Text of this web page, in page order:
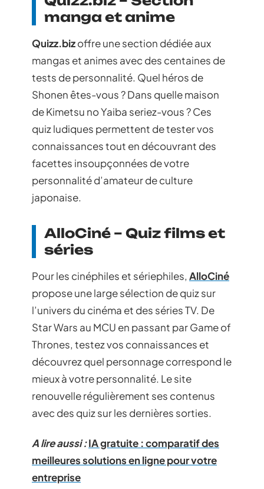
manga et anime
Quizz.bizoffre une section dédiée aux
mangas et animes avec des centaines de
tests de personnalité. Quel héros de
Shonen êtes-vous ? Dans quelle maison
de Kimetsu no Yaiba seriez-vous ? Ces
quiz ludiques permettent de tester vos
connaissances tout en découvrant des
facettes insoupçonnées de votre
personnalité d’amateur de culture
japonaise.
AlloCiné – Quiz films et
séries
Pour les cinéphiles et sériephiles, AlloCiné
propose une large sélection de quiz sur
l’univers du cinéma et des séries TV. De
Star Wars au MCU en passant par Game of
Thrones, testez vos connaissances et
découvrez quel personnage correspond le
mieux à votre personnalité. Le site
renouvelle régulièrement ses contenus
avec des quiz sur les dernières sorties.
A lire aussi :IA gratuite : comparatif des
meilleures solutions en ligne pour votre
entreprise